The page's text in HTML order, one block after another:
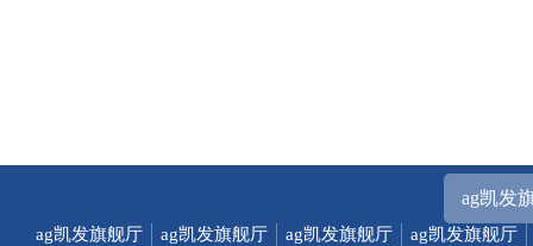
ag凯发
ag凯发旗舰厅
ag凯发旗舰厅
ag凯发旗舰厅
ag凯发旗舰厅